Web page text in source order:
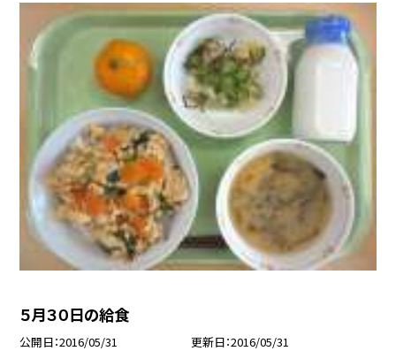
５月３０日の給食
公開日 2016/05/31 更新日 2016/05/31